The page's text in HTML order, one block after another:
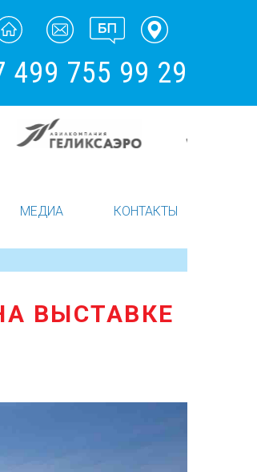
499 755 99 29
МЕДИА КОНТАКТЫ
ВЫСТАВКЕ